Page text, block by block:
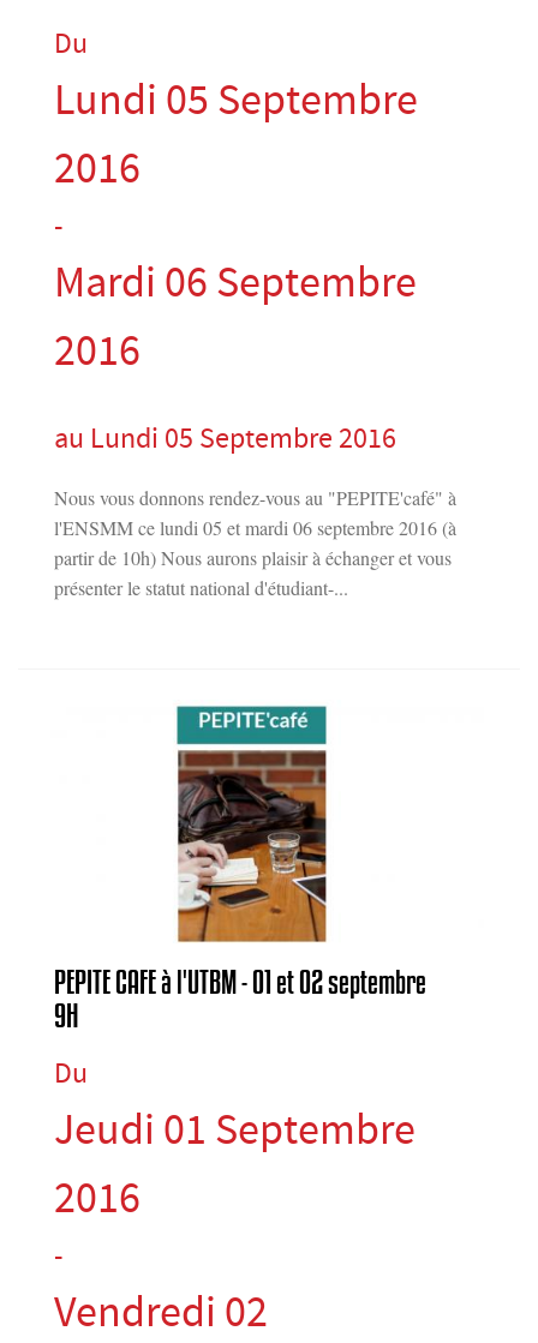
Du
Lundi 05 Septembre
2016
-
Mardi 06 Septembre
2016
au Lundi 05 Septembre 2016
Nous vous donnons rendez-vous au "PEPITE'café" à
l'ENSMM ce lundi 05 et mardi 06 septembre 2016 (à
partir de 10h) Nous aurons plaisir à échanger et vous
présenter le statut national d'étudiant-...
PEPITE CAFE à l'UTBM - 01 et 02 septembre
9H
Du
Jeudi 01 Septembre
2016
-
Vendredi 02